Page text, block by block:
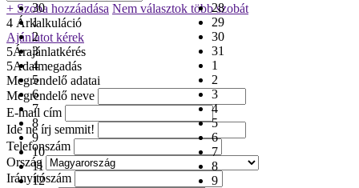
30
1
2
3
4
5
6
7
8
9
10
11
12
28
29
30
31
1
2
3
4
5
6
7
8
9
+ Szoba hozzáadása Nem választok több szobát
4 Árkalkuláció
Ajánlatot kérek
5Árajánlatkérés
5Adatmegadás
Megrendelő adatai
Megrendelő neve
E-mail cím
Ide ne írj semmit!
Telefonszám
Ország
Irányítószám